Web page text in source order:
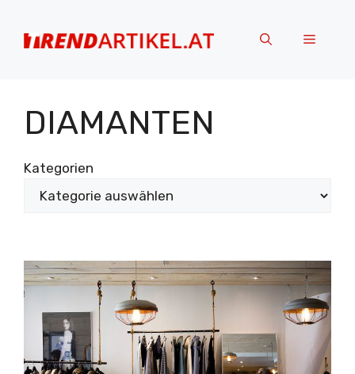
springen
Menü
DIAMANTEN
Kategorien